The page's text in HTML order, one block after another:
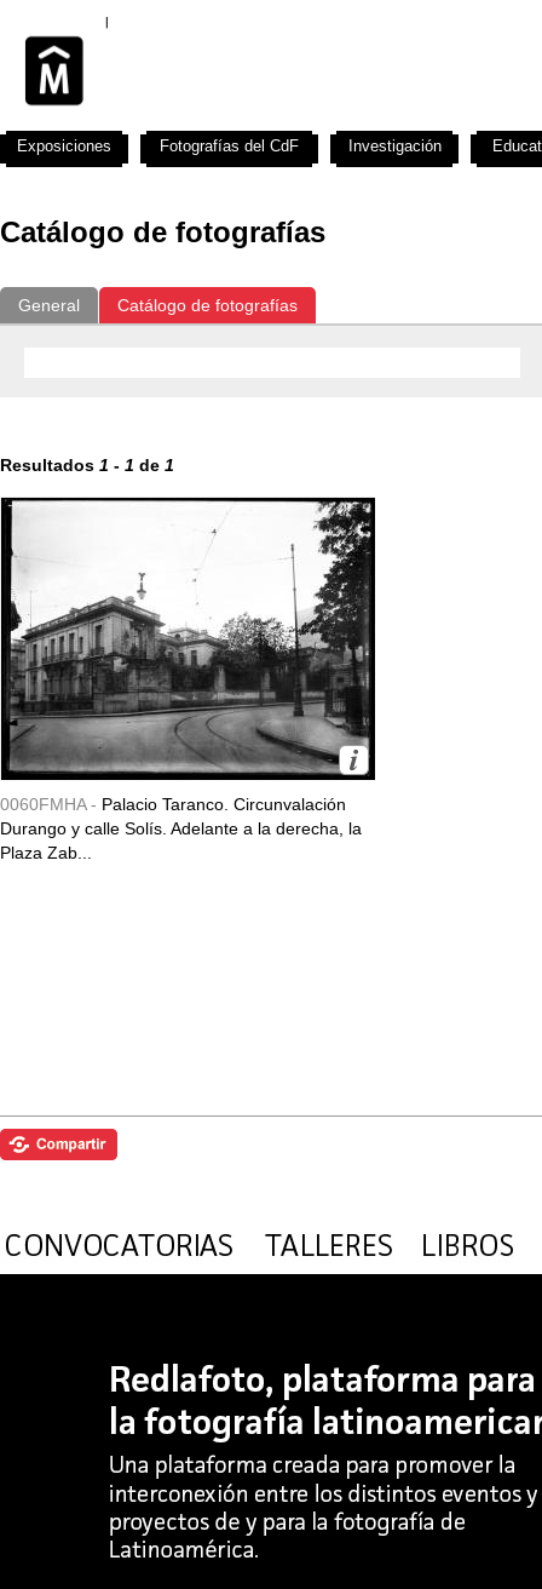
Catálogo de fotografías
General Catálogo de fotografías
Resultados 1 - 1 de 1
0060FMHA - Palacio Taranco. Circunvalación
Durango y calle Solís. Adelante a la derecha, la
Plaza Zab...
Exposiciones Fotografías del CdF Investigación